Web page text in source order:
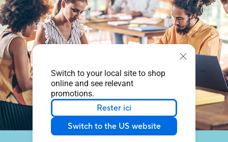
Switch to your local site to shop
online and see relevant
promotions.
Rester ici
Switch to the US website